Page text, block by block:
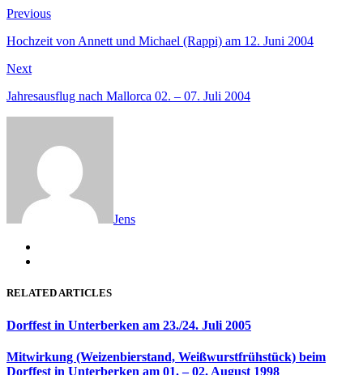
Beitragsnavigation
PreviousPrevious
Hochzeit von Annett und Michael (Rappi) am 12. Juni 2004
NextNext
Jahresausflug nach Mallorca 02. – 07. Juli 2004
Jens
RELATED ARTICLES
Dorffest in Unterberken am 23./24. Juli 2005
Mitwirkung (Weizenbierstand, Weißwurstfrühstück) beim
Dorffest in Unterberken am 01. – 02. August 1998